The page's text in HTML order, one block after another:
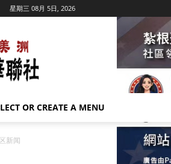
星期三 08月 5日, 2026
美
洲
华
联
OR CREATE A MENU
新闻